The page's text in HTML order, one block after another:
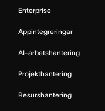
Enterprise
Appintegreringar
AI-arbetshantering
Projekthantering
Resurshantering